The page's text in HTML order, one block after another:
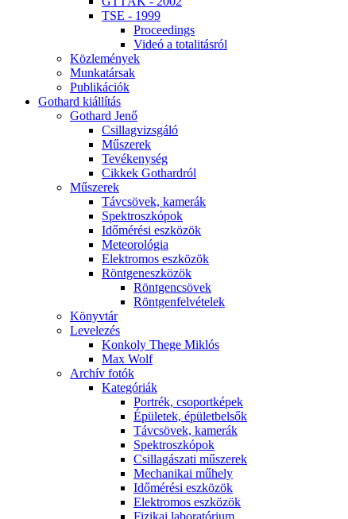
TSE - 1999
Pro­ce­e­dings
Vi­deó a to­ta­li­tás­ról
Köz­le­mé­nyek
Mun­ka­tár­sak
Pub­li­ká­ci­ók
Got­hard ki­ál­lí­tás
Got­hard Je­nő
Csil­lag­vizs­gá­ló
Mű­sze­rek
Te­vé­keny­ség
Cik­kek Got­hard­ról
Mű­sze­rek
Táv­csö­vek, ka­me­rák
Spekt­rosz­kó­pok
Idő­mé­ré­si esz­kö­zök
Me­te­o­ro­ló­gia
Elekt­ro­mos esz­kö­zök
Rönt­gen­esz­kö­zök
Rönt­gen­csö­vek
Rönt­gen­fel­vé­te­lek
Könyv­tár
Le­ve­le­zés
Kon­koly The­ge Mik­lós
Max Wolf
Ar­chív fo­tók
Ka­te­gó­ri­ák
Port­rék, cso­port­ké­pek
Épü­le­tek, épü­let­bel­sők
Táv­csö­vek, ka­me­rák
Spekt­rosz­kó­pok
Csil­la­gá­sza­ti mű­sze­rek
Me­cha­ni­kai mű­hely
Idő­mé­ré­si esz­kö­zök
Elekt­ro­mos esz­kö­zök
Fi­zi­kai la­bo­ra­tó­ri­um